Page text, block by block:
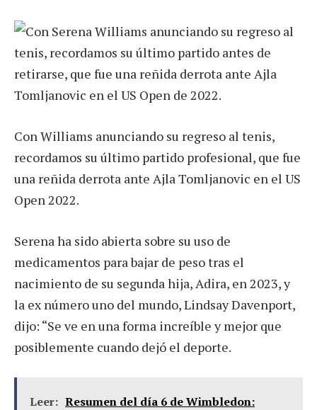
Con Williams anunciando su regreso al tenis,
recordamos su último partido profesional, que fue
una reñida derrota ante Ajla Tomljanovic en el US
Open 2022.
Serena ha sido abierta sobre su uso de
medicamentos para bajar de peso tras el
nacimiento de su segunda hija, Adira, en 2023, y
la ex número uno del mundo, Lindsay Davenport,
dijo: “Se ve en una forma increíble y mejor que
posiblemente cuando dejó el deporte.
Leer: Resumen del día 6 de Wimbledon: